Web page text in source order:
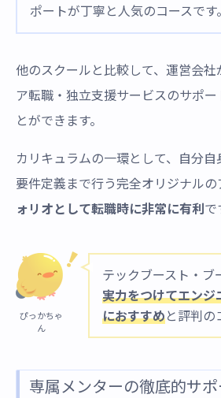
ポートが丁寧と人気のコースです。
他のスクールと比較して、運営会社
ア転職・独立支援サービスのサポ
とができます。
カリキュラムの一環として、自分自
要件定義まで行う完全オリジナルの
ォリオとして転職時に非常に有利 で
ぴっかちゃ
ん
テックブースト・ブ
実力をつけてエンジ
におすすめと評判の
専属メンターの徹底的サ